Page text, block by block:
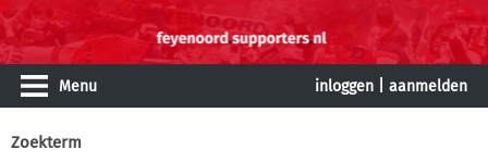
Menu inloggen aanmelden
Zoekterm